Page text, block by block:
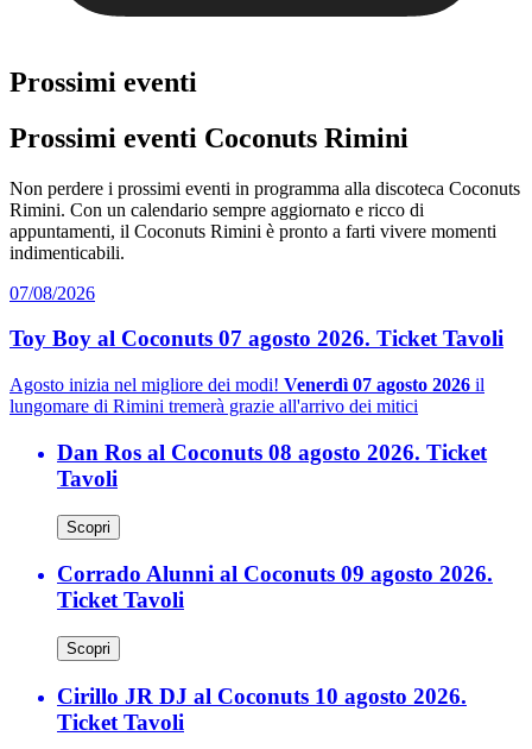
Prossimi eventi
Prossimi eventi Coconuts Rimini
Non perdere i prossimi eventi in programma alla discoteca Coconuts
Rimini. Con un calendario sempre aggiornato e ricco di
appuntamenti, il Coconuts Rimini è pronto a farti vivere momenti
indimenticabili.
07/08/2026
Toy Boy al Coconuts 07 agosto 2026. Ticket Tavoli
Agosto inizia nel migliore dei modi! Venerdì 07 agosto 2026 il
lungomare di Rimini tremerà grazie all'arrivo dei mitici
Dan Ros al Coconuts 08 agosto 2026. Ticket
Tavoli
Scopri
Corrado Alunni al Coconuts 09 agosto 2026.
Ticket Tavoli
Scopri
Cirillo JR DJ al Coconuts 10 agosto 2026.
Ticket Tavoli